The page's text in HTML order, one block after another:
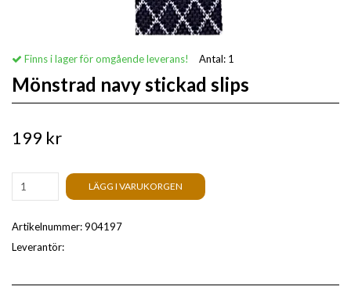
Finns i lager för omgående leverans! Antal: 1
Mönstrad navy stickad slips
199 kr
LÄGG I VARUKORGEN
Artikelnummer:904197
Leverantör: